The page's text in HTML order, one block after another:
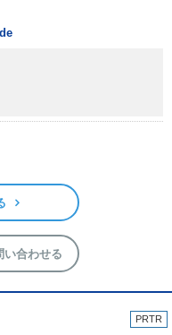
い合わせる
PRTR